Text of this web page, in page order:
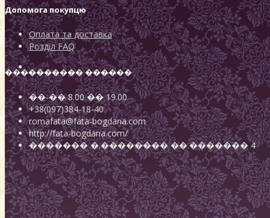
Допомога покупцю
Оплата та доставка
Розділ FAQ
���������� ������
��-��8.00��19.00
+38(097)384-18-40
romafata@fata-bogdana.com
http://fata-bogdana.com/
��������.����������.������� 4